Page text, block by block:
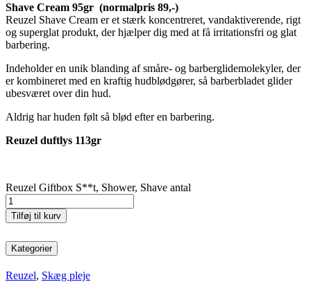
Shave Cream 95gr (normalpris 89,-)
Reuzel Shave Cream er et stærk koncentreret, vandaktiverende, rigt
og superglat produkt, der hjælper dig med at få irritationsfri og glat
barbering.
Indeholder en unik blanding af småre- og barberglidemolekyler, der
er kombineret med en kraftig hudblødgører, så barberbladet glider
ubesværet over din hud.
Aldrig har huden følt så blød efter en barbering.
Reuzel duftlys 113gr
Reuzel Giftbox S**t, Shower, Shave antal
Tilføj til kurv
Kategorier
Reuzel, Skæg pleje